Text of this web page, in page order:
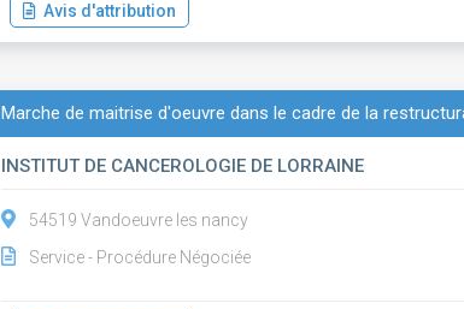
Avis d'attribution
Marche de maitrise d'oeuvre dans le cadre de la
INSTITUT DE CANCEROLOGIE DE LORRAINE
54519 Vandoeuvre les nancy
Service - Procédure Négociée